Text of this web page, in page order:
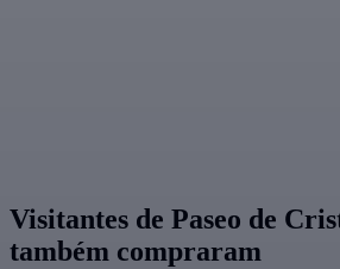
Visitantes de Paseo de
também compraram